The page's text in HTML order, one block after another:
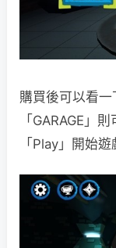
購買後可以看
「GARAGE」
「Play」開始遊